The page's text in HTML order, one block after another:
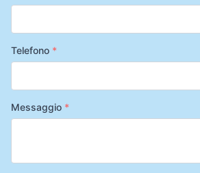
Telefono *
Messaggio *